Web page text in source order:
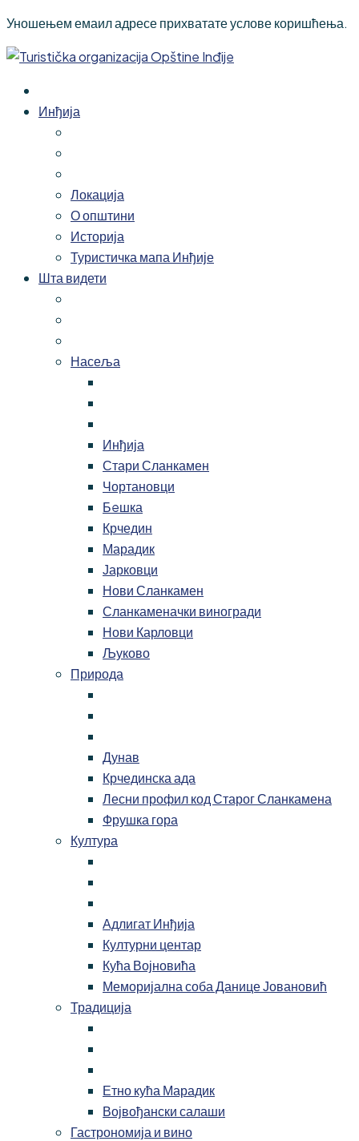
Уношењем емаил адресе прихватате услове коришћења.
Инђија
Локација
О општини
Историја
Туристичка мапа Инђије
Шта видети
Насеља
Инђија
Стари Сланкамен
Чортановци
Бeшка
Крчедин
Марадик
Јарковци
Нови Сланкамен
Сланкаменачки виногради
Нови Карловци
Љуково
Природа
Дунав
Крчединска ада
Лесни профил код Старог Сланкамена
Фрушка гора
Култура
Адлигат Инђија
Културни центар
Кућа Војновића
Меморијална соба Данице Јовановић
Традиција
Етно кућа Марадик
Војвођански салаши
Гастрономија и вино